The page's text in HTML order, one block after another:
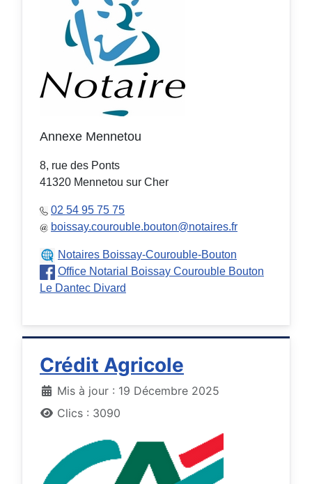
Annexe Mennetou
8, rue des Ponts
41320 Mennetou sur Cher
02 54 95 75 75
boissay.courouble.bouton@notaires.fr
Notaires Boissay-Courouble-Bouton
Office Notarial Boissay Courouble Bouton
Le Dantec Divard
Crédit Agricole
DétailsMis à jour : 19 Décembre 2025
Clics : 3090